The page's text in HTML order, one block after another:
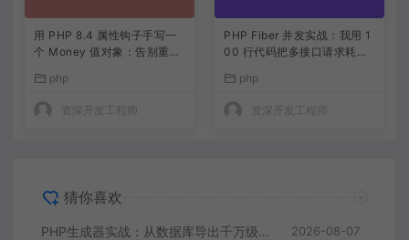
用 PHP 8.4 属性钩子手写一
个 Money 值对象：告别重复
php
资深开发工程师
PHP Fiber 并发实战：我用 1
00 行代码把多接口请求耗时
php
资深开发工程师
猜你喜欢
PHP生成器实战：从数据库导出千万级CSV内存零压力 2026-08-07